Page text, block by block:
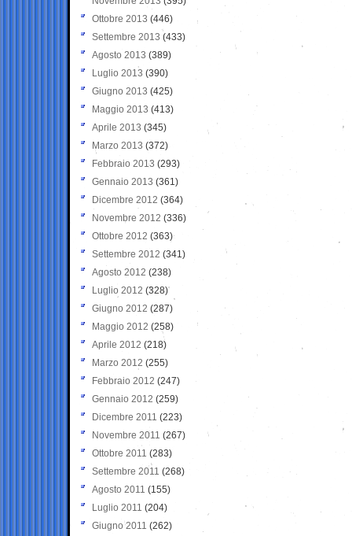
Ottobre 2013 (446)
Settembre 2013 (433)
Agosto 2013 (389)
Luglio 2013 (390)
Giugno 2013 (425)
Maggio 2013 (413)
Aprile 2013 (345)
Marzo 2013 (372)
Febbraio 2013 (293)
Gennaio 2013 (361)
Dicembre 2012 (364)
Novembre 2012 (336)
Ottobre 2012 (363)
Settembre 2012 (341)
Agosto 2012 (238)
Luglio 2012 (328)
Giugno 2012 (287)
Maggio 2012 (258)
Aprile 2012 (218)
Marzo 2012 (255)
Febbraio 2012 (247)
Gennaio 2012 (259)
Dicembre 2011 (223)
Novembre 2011 (267)
Ottobre 2011 (283)
Settembre 2011 (268)
Agosto 2011 (155)
Luglio 2011 (204)
Giugno 2011 (262)